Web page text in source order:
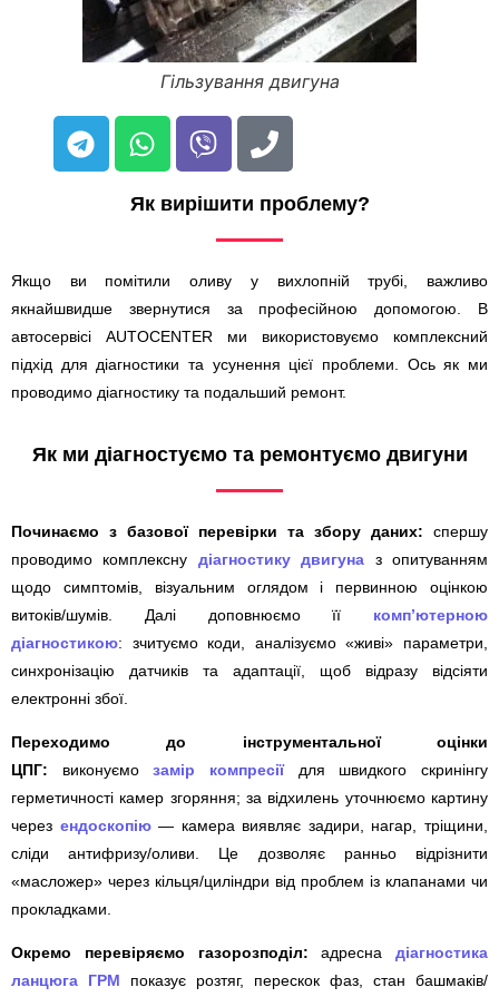
Гільзування двигуна
Як вирішити проблему?
Якщо ви помітили оливу у вихлопній трубі, важливо
якнайшвидше звернутися за професійною допомогою. В
автосервісі AUTOCENTER ми використовуємо комплексний
підхід для діагностики та усунення цієї проблеми. Ось як ми
проводимо діагностику та подальший ремонт.
Як ми діагностуємо та ремонтуємо двигуни
Починаємо з базової перевірки та збору даних: спершу
проводимо комплексну діагностику двигуна з опитуванням
щодо симптомів, візуальним оглядом і первинною оцінкою
витоків/шумів. Далі доповнюємо її комп’ютерною
діагностикою: зчитуємо коди, аналізуємо «живі» параметри,
синхронізацію датчиків та адаптації, щоб відразу відсіяти
електронні збої.
Переходимо до інструментальної оцінки
ЦПГ: виконуємозамір компресіїдля швидкого скринінгу
герметичності камер згоряння; за відхилень уточнюємо картину
через ендоскопію— камера виявляє задири, нагар, тріщини,
сліди антифризу/оливи. Це дозволяє ранньо відрізнити
«масложер» через кільця/циліндри від проблем із клапанами чи
прокладками.
Окремо перевіряємо газорозподіл: адресна діагностика
ланцюга ГРМ показує розтяг, перескок фаз, стан башмаків/